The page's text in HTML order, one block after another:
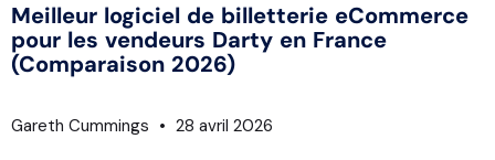
Meilleur logiciel de billetterie eCommerce
pour les vendeurs Darty en France
(Comparaison 2026)
Gareth Cummings 28 avril 2026